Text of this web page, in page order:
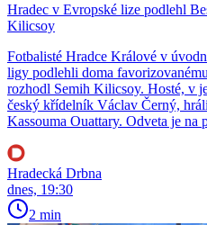
Hradec v Evropské lize podlehl
Kilicsoy
Fotbalisté Hradce Králové v
ligy podlehli doma
rozhodl Semih Kilicsoy. Hosté, v
český křídelník Václav Černý,
Kassouma Ouattary. Odveta je na
Hradecká Drbna
dnes, 19:30
2 min